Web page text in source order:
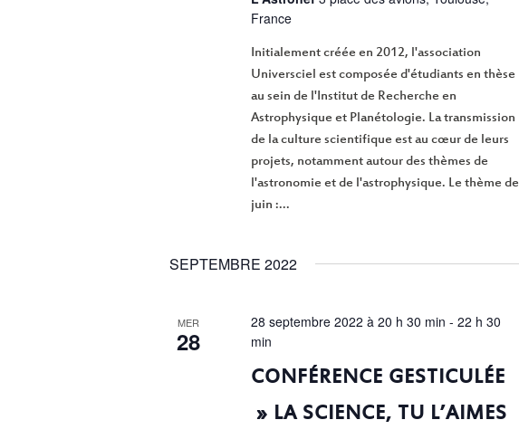
France
Initialement créée en 2012, l'association
Universciel est composée d'étudiants en thèse
au sein de l'Institut de Recherche en
Astrophysique et Planétologie. La transmission
de la culture scientifique est au cœur de leurs
projets, notamment autour des thèmes de
l'astronomie et de l'astrophysique. Le thème de
juin :...
SEPTEMBRE 2022
MER
28
28 septembre 2022 à 20 h 30 min - 22 h 30
min
CONFÉRENCE GESTICULÉE
» LA SCIENCE, TU L’AIMES